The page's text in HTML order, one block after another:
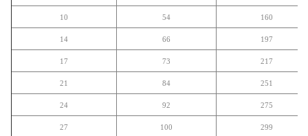
10 54 160
14 66 197
17 73 217
21 84 251
24 92 275
27 100 299